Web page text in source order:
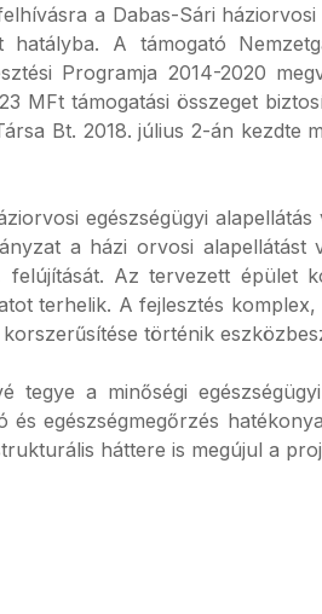
a Dabas-Sári
A támogató
Programja 2014-2020
MFt támogatási összeget
Bt. 2018. július 2-án kezdte
egészségügyi
a házi orvosi alapellátást
Az tervezett épület
terhelik. A fejlesztés
történik
a minőségi
egészségmegőrzés
háttere is megújul a